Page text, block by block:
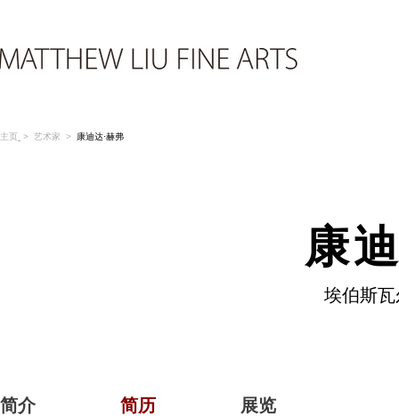
主页 > 艺术家 > 康迪达·赫弗
康
埃伯斯
简介 简历 展览